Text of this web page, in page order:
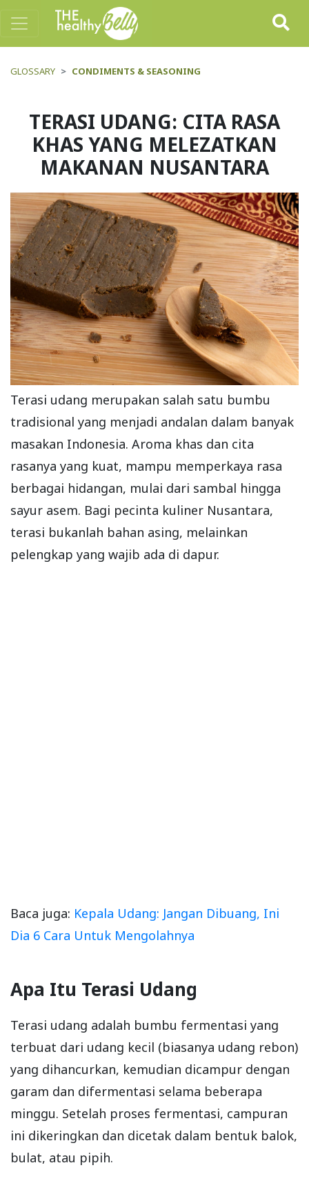
GLOSSARY CONDIMENTS & SEASONING
TERASI UDANG: CITA RASA
KHAS YANG MELEZATKAN
MAKANAN NUSANTARA
Terasi udang merupakan salah satu bumbu
tradisional yang menjadi andalan dalam banyak
masakan Indonesia. Aroma khas dan cita
rasanya yang kuat, mampu memperkaya rasa
berbagai hidangan, mulai dari sambal hingga
sayur asem. Bagi pecinta kuliner Nusantara,
terasi bukanlah bahan asing, melainkan
pelengkap yang wajib ada di dapur.
Baca juga: Kepala Udang: Jangan Dibuang, Ini
Dia 6 Cara Untuk Mengolahnya
Apa Itu Terasi Udang
Terasi udang adalah bumbu fermentasi yang
terbuat dari udang kecil (biasanya udang rebon)
yang dihancurkan, kemudian dicampur dengan
garam dan difermentasi selama beberapa
minggu. Setelah proses fermentasi, campuran
ini dikeringkan dan dicetak dalam bentuk balok,
bulat, atau pipih.